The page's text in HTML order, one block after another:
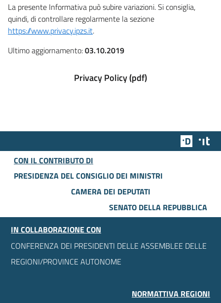
La presente Informativa può subire variazioni. Si consiglia,
quindi, di controllare regolarmente la sezione
https://www.privacy.ipzs.it.
Ultimo aggiornamento:03.10.2019
Privacy Policy (pdf)
Team
CON IL CONTRIBUTO DI
PRESIDENZA DEL CONSIGLIO DEI MINISTRI
CAMERA DEI DEPUTATI
SENATO DELLA REPUBBLICA
IN COLLABORAZIONE CON
CONFERENZA DEI PRESIDENTI DELLE ASSEMBLEE DELLE
REGIONI/PROVINCE AUTONOME
NORMATTIVA REGIONI